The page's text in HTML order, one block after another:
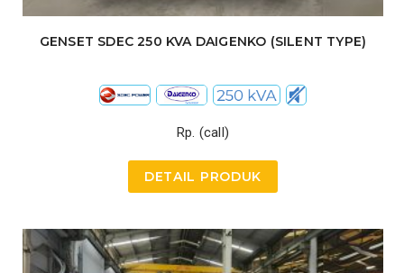
GENSET SDEC 250 KVA DAIGENKO (SILENT TYPE)
Rp. (call)
DETAIL PRODUK